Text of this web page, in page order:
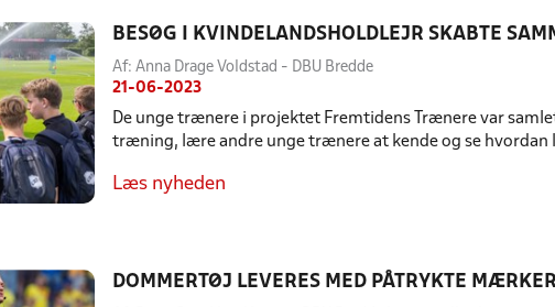
BESØG I KVINDELANDSHOLDLEJR SKABTE
Af: Anna Drage Voldstad - DBU Bredde
21-06-2023
De unge trænere i projektet Fremtidens Trænere var
træning, lære andre unge trænere at kende og se
Læs nyheden
DOMMERTØJ LEVERES MED PÅTRYKTE MÆRKER